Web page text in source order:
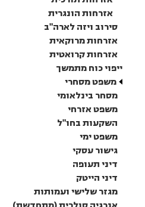
אזרחות הונגרית
סירוב ויזה לארה"ב
אזרחות מרוקאית
אזרחות קרואטית
ייפוי כוח מתמשך
משפט מסחרי
מסחר בינלאומי
משפט אזרחי
השקעות בחו"ל
משפט ימי
גישור עסקי
דיני תעופה
דיני הייטק
מגזר שלישי ועמותות